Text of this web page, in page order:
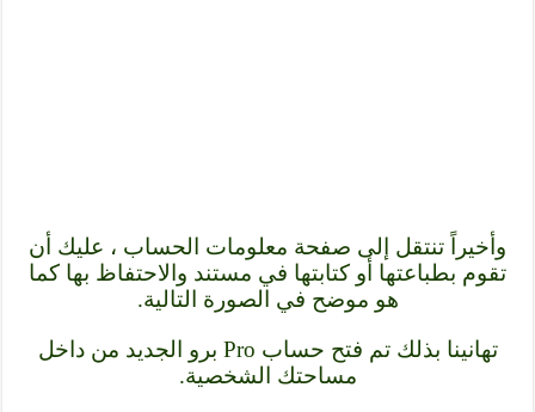
وأخيراً تنتقل إلى صفحة معلومات الحساب ، عليك أن
تقوم بطباعتها أو كتابتها في مستند والاحتفاظ بها كما
هو موضح في الصورة التالية.
تهانينا بذلك تم فتح حساب Pro برو الجديد من داخل
مساحتك الشخصية.